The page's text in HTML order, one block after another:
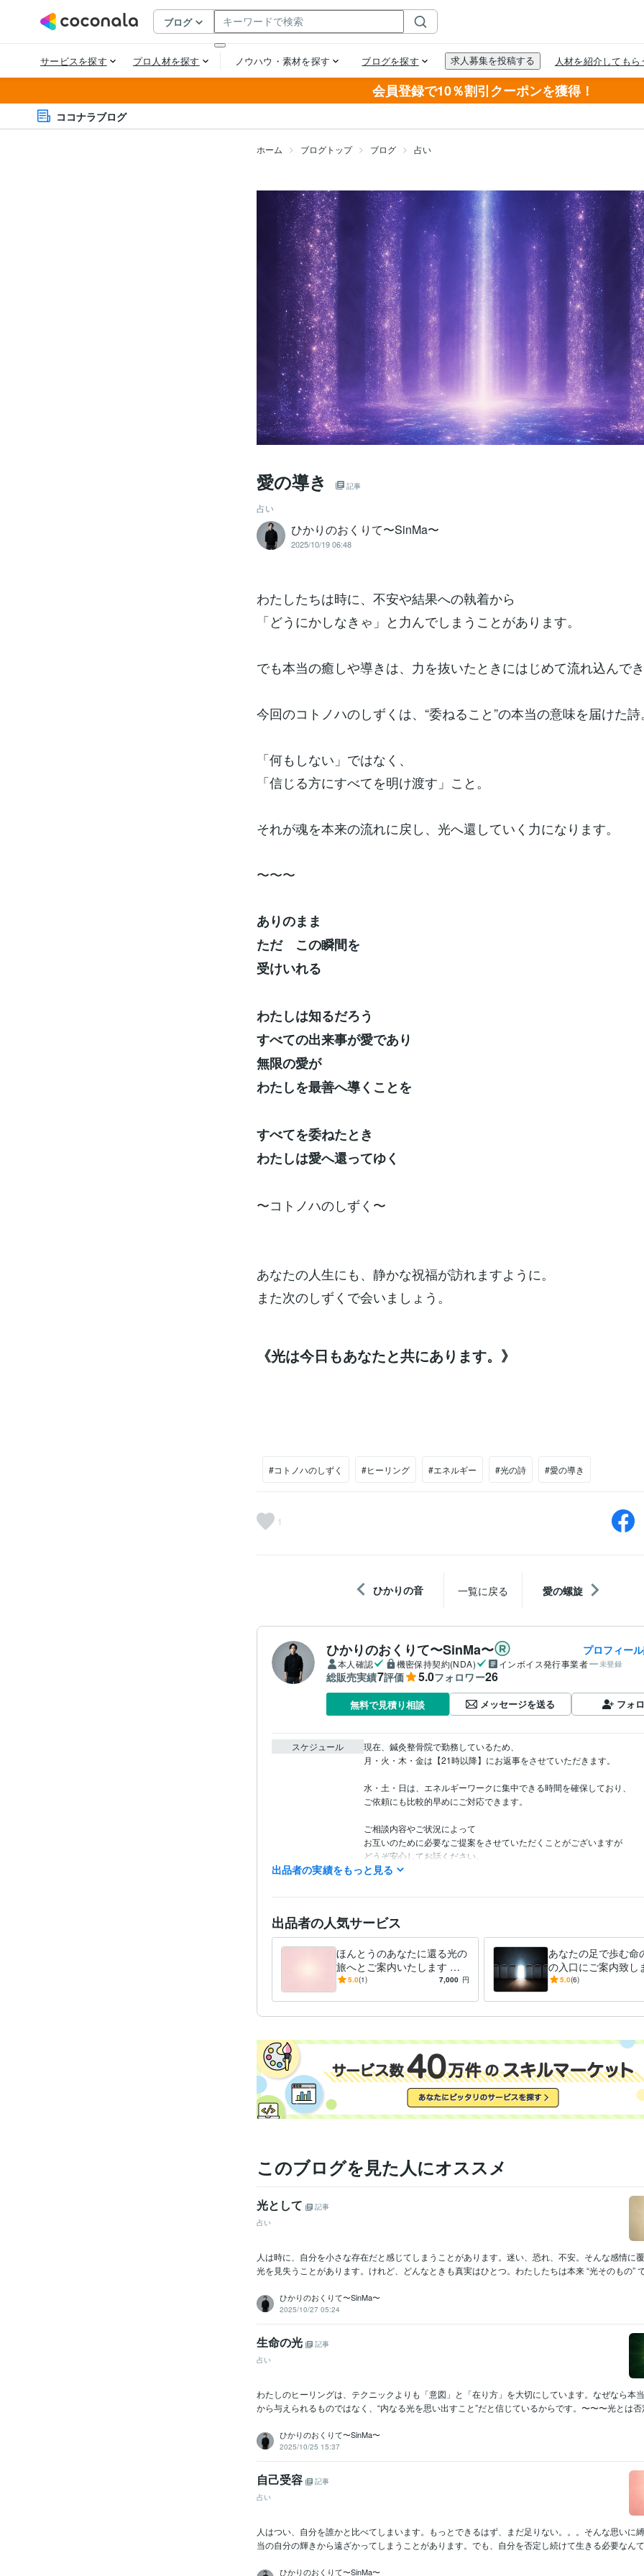
会員登録で10％割引クーポンを獲得！
ココナラブログ
ホーム ブログトップ ブログ 占い
愛の導き 記事
占い
ひかりのおくりて〜SinMa〜
2025/10/19 06:48
わたしたちは時に、不安や結果への執着から
「どうにかしなきゃ」と力んでしまうことがあります。
でも本当の癒しや導きは、力を抜いたときにはじめて流れ込んでき
今回のコトノハのしずくは、“委ねること”の本当の意味を届けた詩。
「何もしない」ではなく、
「信じる方にすべてを明け渡す」こと。
それが魂を本来の流れに戻し、光へ還していく力になります。
〜〜〜
ありのまま
ただ この瞬間を
受けいれる
わたしは知るだろう
すべての出来事が愛であり
無限の愛が
わたしを最善へ導くことを
すべてを委ねたとき
わたしは愛へ還ってゆく
〜コトノハのしずく〜
あなたの人生にも、静かな祝福が訪れますように。
また次のしずくで会いましょう。
《光は今日もあなたと共にあります。》
#コトノハのしずく #ヒーリング #エネルギー #光の詩 #愛の導き
1
ひかりの音 一覧に戻る 愛の螺旋
ひかりのおくりて〜SinMa〜 プロフィー
本人確認 機密保持契約(NDA) インボイス発行事業者 未登録
総販売実績7評価 5.0フォロワー26
無料で見積り相談 メッセージを送る フォ
スケジュール
現在、鍼灸整骨院で勤務しているため、
月・火・木・金は【21時以降】にお返事をさせていただきます。
水・土・日は、エネルギーワークに集中できる時間を確保しており、
ご依頼にも比較的早めにご対応できます。
ご相談内容やご状況によって
お互いのために必要なご提案をさせていただくことがございますが
どうぞ安心してお話ください。
得意分野 占い 光に還るためのエネルギーワーク
エネルギー感度 ヒーリング スピリチュアル エネルギーワーク
魂の
マインドリセット
自己理解 感性の目覚め 光へ還る旅 癒しの時間
出品者の実績をもっと見る
出品者の人気サービス
ほんとうのあなたに還る光の
旅へとご案内いたします ほ
んとうのあなたに還る旅、あ
5.0(1) 7,000 円
あなたの足で歩む命
の入口にご案内致し
のエネルギー、見つ
5.0(6)
このブログを見た人にオススメ
光として
記事
占い
人は時に、自分を小さな存在だと感じてしまうことがあります。迷い、恐れ、不安。そんな感情に
光を見失うことがあります。けれど、どんなときも真実はひとつ。わたしたちは本来 “光そのもの”
ひかりのおくりて〜SinMa〜
2025/10/27 05:24
生命の光
記事
占い
わたしのヒーリングは、テクニックよりも「意図」と「在り方」を大切にしています。なぜなら本
から与えられるものではなく、“内なる光を思い出すこと”だと信じているからです。〜〜〜光とは否
ひかりのおくりて〜SinMa〜
2025/10/25 15:37
自己受容
記事
占い
人はつい、自分を誰かと比べてしまいます。もっとできるはず、まだ足りない。。。そんな思いに
当の自分の輝きから遠ざかってしまうことがあります。でも、自分を否定し続けて生きる必要なん
ひかりのおくりて〜SinMa〜